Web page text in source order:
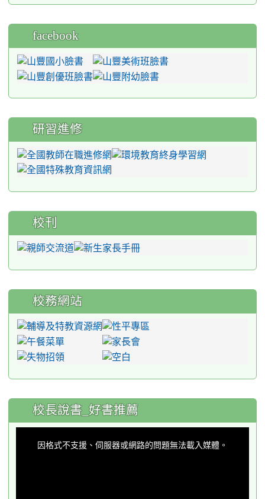
facebook
研習進修
校刊
校務網站
:::
校長說書_好書推薦
因格式不支援、伺服器或網路的問題無法載入媒體。